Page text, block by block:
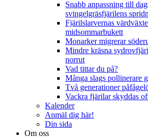
Snabb anpassning till
svingelgräsfjärilens
Fjärilslarvernas
midsommarbukett
Monarker migrerar
Mindre kräsna
norrut
Vad tittar du på?
Många slags pollinerare
Två generationer
Vackra fjärilar skyddas
Kalender
Anmäl dig här!
Din sida
Om oss